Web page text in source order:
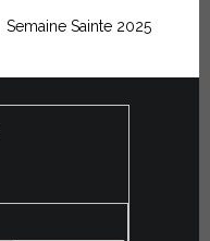
Semaine Sainte 2025